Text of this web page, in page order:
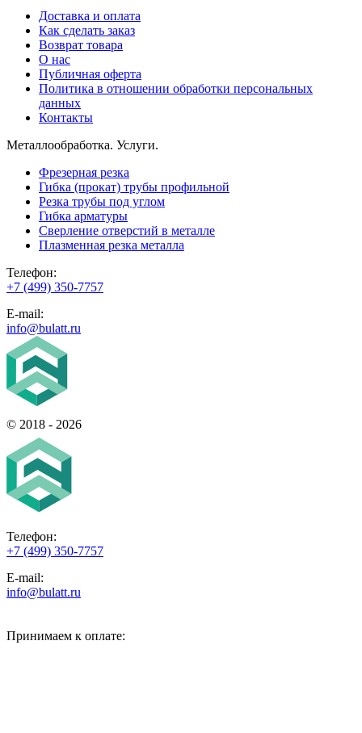
Доставка и оплата
Как сделать заказ
Возврат товара
О нас
Публичная оферта
Политика в отношении обработки персональных
данных
Контакты
Металлообработка. Услуги.
Фрезерная резка
Гибка (прокат) трубы профильной
Резка трубы под углом
Гибка арматуры
Сверление отверстий в металле
Плазменная резка металла
Телефон:
+7 (499) 350-7757
E-mail:
info@bulatt.ru
© 2018 - 2026
Телефон:
+7 (499) 350-7757
E-mail:
info@bulatt.ru
Принимаем к оплате: